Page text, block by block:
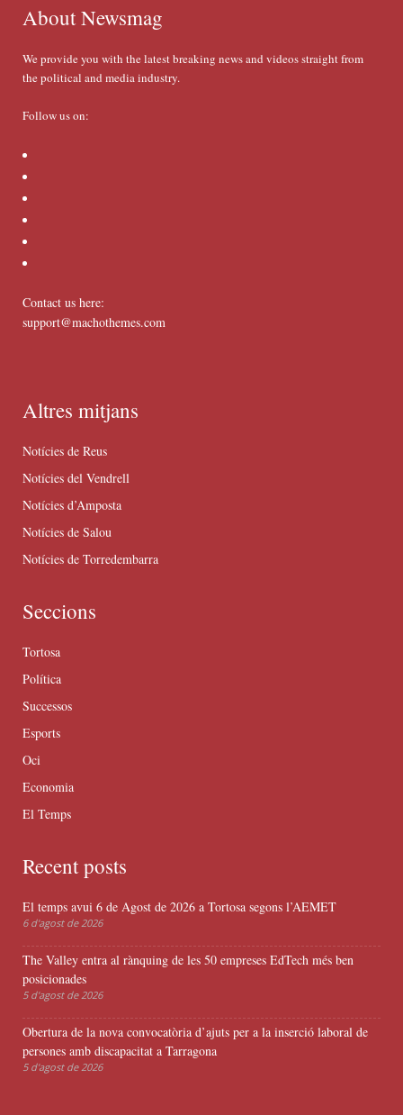
About Newsmag
We provide you with the latest breaking news and videos straight from
the political and media industry.
Follow us on:
Contact us here:
support@machothemes.com
Altres mitjans
Notícies de Reus
Notícies del Vendrell
Notícies d’Amposta
Notícies de Salou
Notícies de Torredembarra
Seccions
Tortosa
Política
Successos
Esports
Oci
Economia
El Temps
Recent posts
El temps avui 6 de Agost de 2026 a Tortosa segons l’AEMET
6 d'agost de 2026
The Valley entra al rànquing de les 50 empreses EdTech més ben
posicionades
5 d'agost de 2026
Obertura de la nova convocatòria d’ajuts per a la inserció laboral de
persones amb discapacitat a Tarragona
5 d'agost de 2026